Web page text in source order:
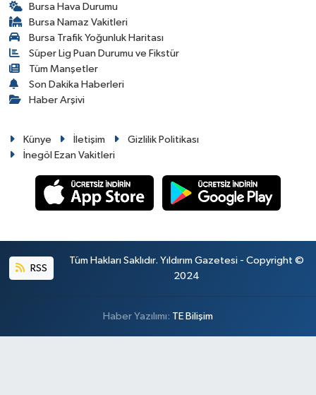
Bursa Hava Durumu
Bursa Namaz Vakitleri
Bursa Trafik Yoğunluk Haritası
Süper Lig Puan Durumu ve Fikstür
Tüm Manşetler
Son Dakika Haberleri
Haber Arşivi
Künye İletişim
Gizlilik Politikası
İnegöl Ezan Vakitleri
RSS
Tüm Hakları Saklıdır. Yıldırım Gazetesi - Copyright ©
2024
Haber Yazılımı: TE Bilişim